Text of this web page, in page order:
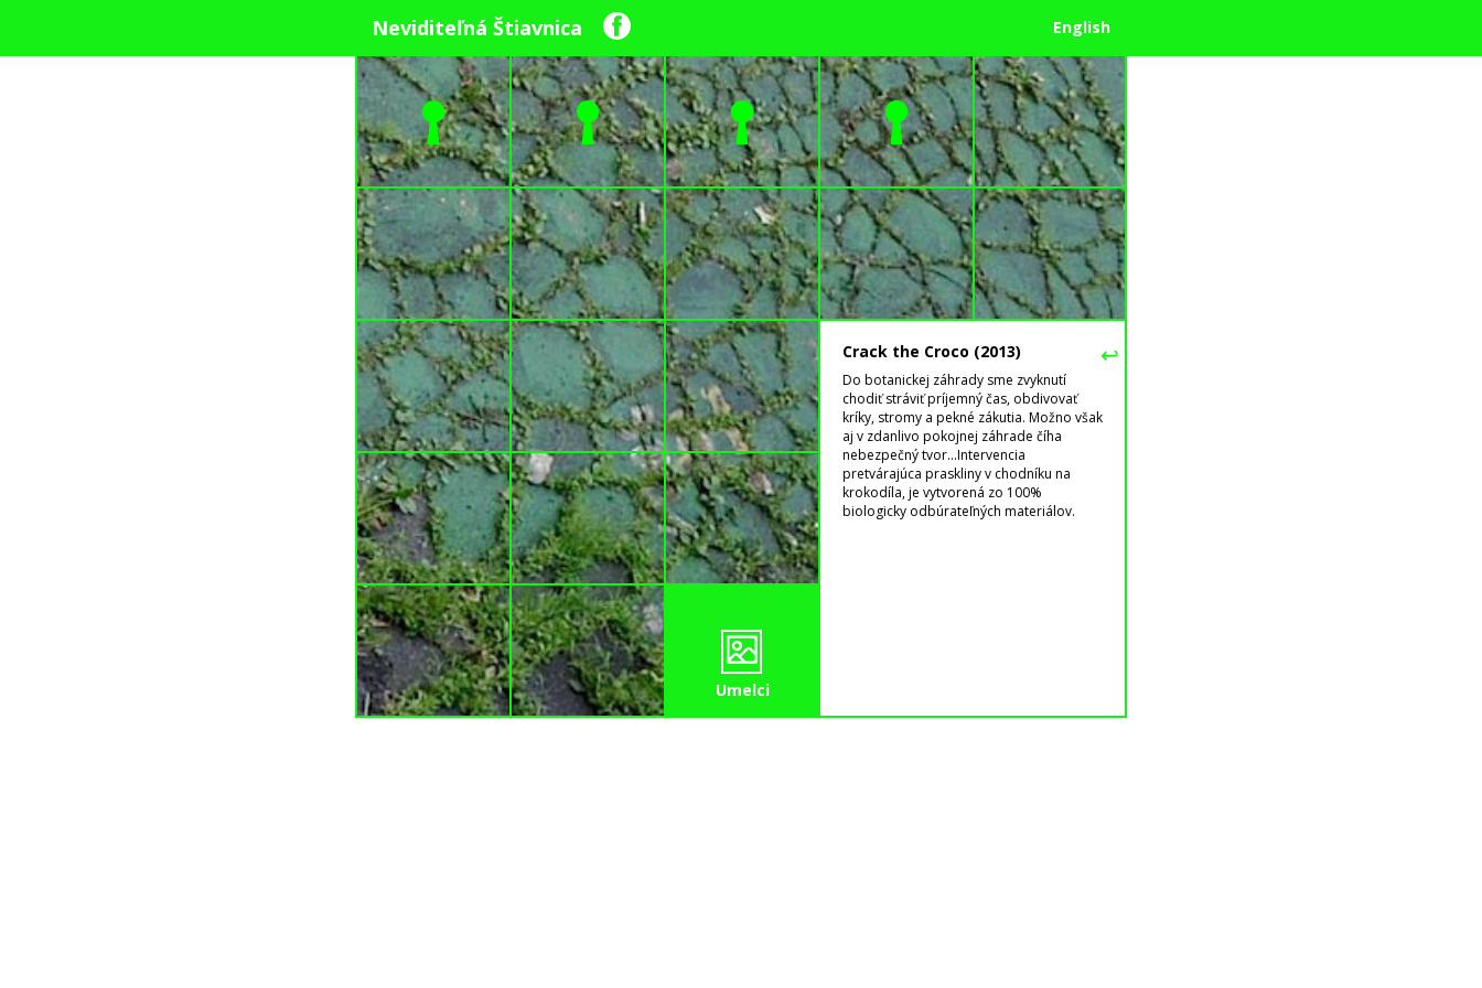
Neviditeľná Štiavnica English
↩
Crack the Croco (2013)
Do botanickej záhrady sme zvyknutí
chodiť stráviť príjemný čas, obdivovať
kríky, stromy a pekné zákutia. Možno však
aj v zdanlivo pokojnej záhrade číha
nebezpečný tvor...Intervencia
pretvárajúca praskliny v chodníku na
krokodíla, je vytvorená zo 100%
biologicky odbúrateľných materiálov.
Umelci